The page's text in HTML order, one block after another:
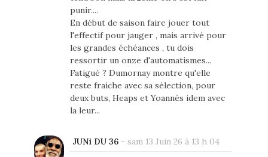
punir....
En début de saison faire jouer tout
l'effectif pour jauger , mais arrivé pour
les grandes échéances , tu dois
ressortir un onze d'automatismes...
Fatigué ? Dumornay montre qu'elle
reste fraiche avec sa sélection, pour
deux buts, Heaps et Yoannès idem avec
la leur...
JUNi DU 36- sam 13 Juin 26 à 13 h 04